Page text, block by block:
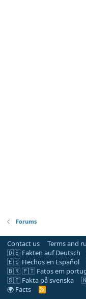
Forums
Contact us Terms and
🇩🇪 Fakten auf Deutsch
🇪🇸 Hechos en Español
🇧🇷 🇵🇹 Fatos em
🇸🇪 Fakta på svenska
🌍 Facts
R